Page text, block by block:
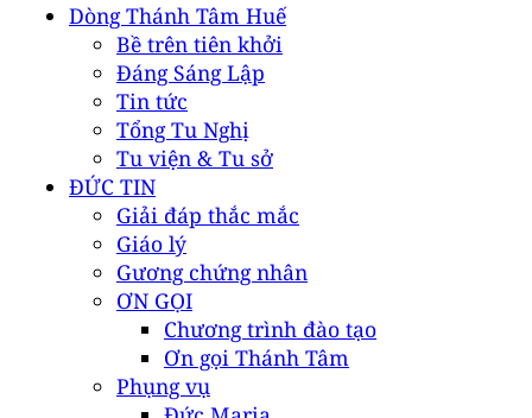
Dòng Thánh Tâm Huế
Bề trên tiên khởi
Đáng Sáng Lập
Tin tức
Tổng Tu Nghị
Tu viện & Tu sở
ĐỨC TIN
Giải đáp thắc mắc
Giáo lý
Gương chứng nhân
ƠN GỌI
Chương trình đào tạo
Ơn gọi Thánh Tâm
Phụng vụ